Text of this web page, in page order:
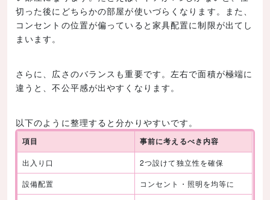
切った後にどちらかの部屋が使いづらくなります。また、
コンセントの位置が偏っていると家具配置に制限が出てし
まいます。
さらに、広さのバランスも重要です。左右で面積が極端に
違うと、不公平感が出やすくなります。
以下のように整理すると分かりやすいです。
項目 事前に考えるべき内容
出入り口 2つ設けて独立性を確保
設備配置 コンセント・照明を均等に